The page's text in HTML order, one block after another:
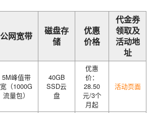
公网宽带
磁盘存
储
优惠
价格
代金券
领取及
活动地
址
5M峰值带
宽（1000G
流量包）
40GB
SSD云
盘
优惠
价：
28.50
元/3个
月起
活动页面